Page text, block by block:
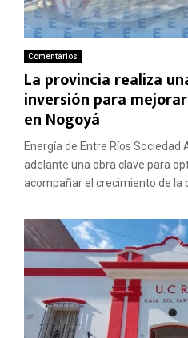
Comentarios
La provincia realiza
inversión para
en Nogoyá
Energía de Entre Ríos Sociedad
adelante una obra clave para
acompañar el crecimiento de la